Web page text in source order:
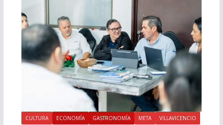
CULTURA ECONOMÍA GASTRONOMÍA META VILLAVICENCIO